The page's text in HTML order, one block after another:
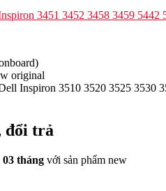
3451 3452 3458 3459 5442
original
Inspiron 3510 3520 3525 3530
đổi trả
03 tháng với sản phẩm new